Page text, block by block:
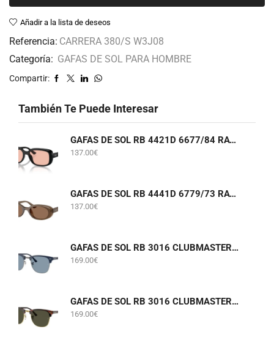
Añadir a la lista de deseos
Referencia: CARRERA 380/S W3J08
Categoría: GAFAS DE SOL PARA HOMBRE
Compartir:
También Te Puede Interesar
GAFAS DE SOL RB 4421D 6677/84 RAY-BAN
137.00€
GAFAS DE SOL RB 4441D 6779/73 RAY-BAN
137.00€
GAFAS DE SOL RB 3016 CLUBMASTER 6879/56 RAY-BAN
169.00€
GAFAS DE SOL RB 3016 CLUBMASTER W0366 RAY-BAN
169.00€